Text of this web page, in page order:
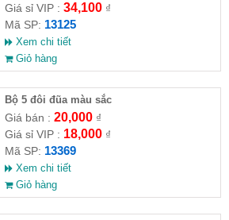
Giá sỉ VIP : 34,100₫
Mã SP: 13125
Xem chi tiết
Giỏ hàng
Bộ 5 đôi đũa màu sắc
Giá bán : 20,000₫
Giá sỉ VIP : 18,000₫
Mã SP: 13369
Xem chi tiết
Giỏ hàng